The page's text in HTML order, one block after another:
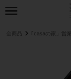
全商品 ｢casaの家」営